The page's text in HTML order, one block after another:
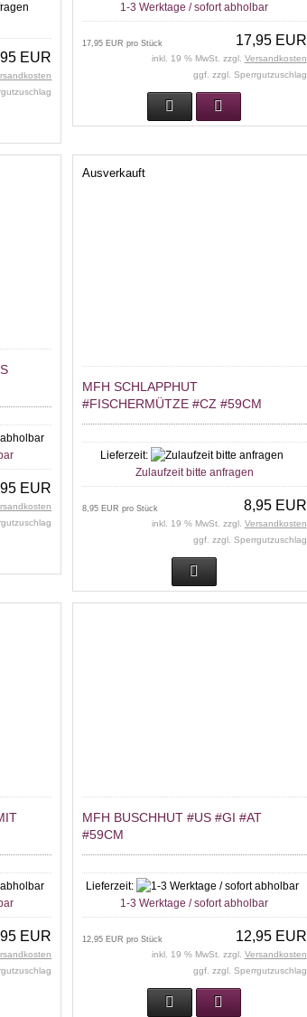
EUR
1-3 Werktage / sofort abholbar
17,95 EUR
17,95 EUR pro Stück
inkl. 19 % MwSt. zzgl. Versandkosten
ggf. zzgl. Sperrgutzuschlag
EUR
Ausverkauft
MFH SCHLAPPHUT
#FISCHERMÜTZE #CZ #59CM
Lieferzeit:
Zulaufzeit bitte anfragen
8,95 EUR
8,95 EUR pro Stück
inkl. 19 % MwSt. zzgl. Versandkosten
ggf. zzgl. Sperrgutzuschlag
EUR
MFH BUSCHHUT #US #GI #AT
#59CM
Lieferzeit:
1-3 Werktage / sofort abholbar
12,95 EUR
12,95 EUR pro Stück
inkl. 19 % MwSt. zzgl. Versandkosten
ggf. zzgl. Sperrgutzuschlag